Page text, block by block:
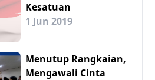
Kesatuan
1 Jun 2019
Menutup Rangkaian,
Mengawali Cinta